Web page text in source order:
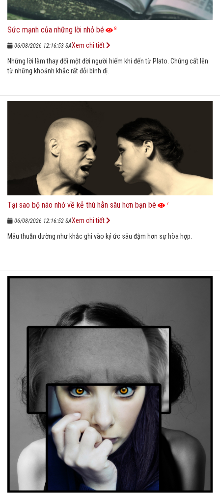
Sức mạnh của những lời nhỏ bé 8
06/08/2026 12:16:53 SA
Những lời làm thay đổi một đời người hiếm khi đến từ Plato. Chúng cất lên
từ những khoảnh khắc rất đỗi bình dị.
Xem chi tiết
Tại sao bộ não nhớ về kẻ thù hằn sâu hơn bạn bè 7
06/08/2026 12:16:52 SA
Mâu thuẫn dường như khắc ghi vào ký ức sâu đậm hơn sự hòa hợp.
Xem chi tiết